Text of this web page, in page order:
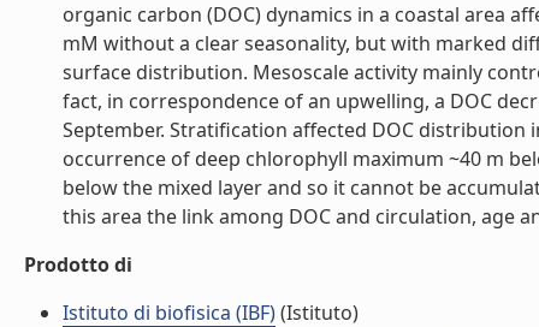
organic carbon (DOC) dynamics in a coastal area
mM without a clear seasonality, but with marked
surface distribution. Mesoscale activity mainly
fact, in correspondence of an upwelling, a DOC
September. Stratification affected DOC
occurrence of deep chlorophyll maximum ~40 m
below the mixed layer and so it cannot be
this area the link among DOC and circulation, age
Prodotto di
Istituto di biofisica (IBF)(Istituto)